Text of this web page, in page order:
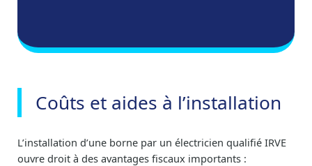
Coûts et aides à l’installation
L’installation d’une borne par un électricien qualifié IRVE
ouvre droit à des avantages fiscaux importants :